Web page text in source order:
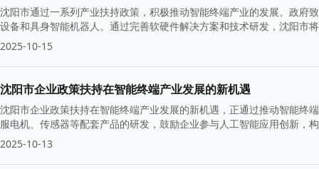
沈阳市通过一系列产业扶持政策，积极推动智能终端产业的发展。政府
设备和具身智能机器人。通过完善软硬件解决方案和技术研发，沈阳市
2025-10-15
沈阳市企业政策扶持在智能终端产业发展的新机遇
沈阳市企业政策扶持在智能终端产业发展的新机遇，正通过推动智能终
服电机、传感器等配套产品的研发，鼓励企业参与人工智能应用创新，
2025-10-13